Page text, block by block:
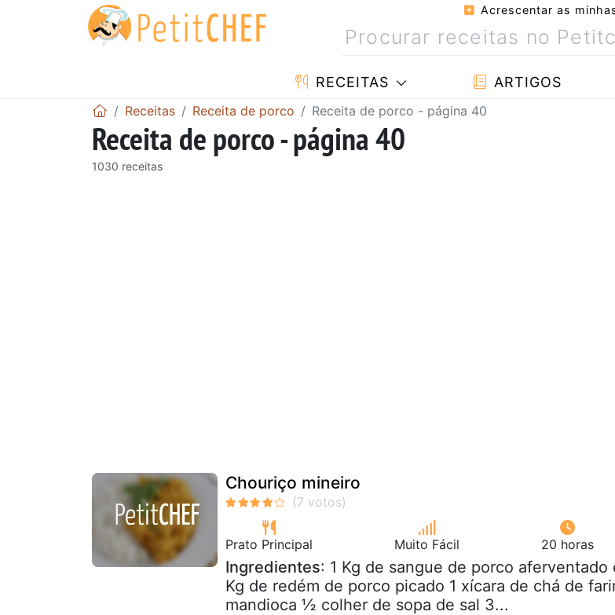
Acrescentar as
RECEITAS ARTIGOS
Receitas Receita de porco Receita de porco - página 40
Receita de porco - página 40
1030 receitas
Chouriço mineiro
Prato Principal Muito Fácil 20 horas
Ingredientes: 1 Kg de sangue de porco
Kg de redém de porco picado 1 xícara de chá de
mandioca ½ colher de sopa de sal 3...